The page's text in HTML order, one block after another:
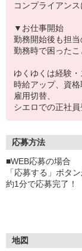
コンプライアン
▼お仕事開始
勤務開始後も担当
勤務時で困ったこ
ゆくゆくは経験
時給アップ、資
雇用切替、
シエロでの正社
応募方法
■WEB応募の場合
「応募する」ボタ
約1分で応募完了！
地図